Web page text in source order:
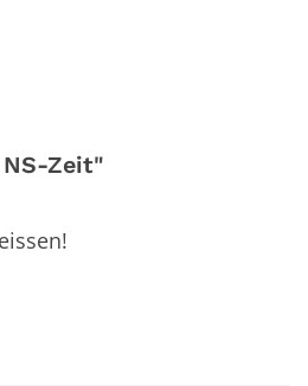
Zeit"